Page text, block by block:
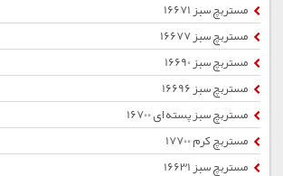
مستربچ سبز 16671
مستربچ سبز 16677
مستربچ سبز 16690
مستربچ سبز 16696
مستربچ سبز پسته ای 16700
مستربچ کرم 17700
مستربچ سبز 16631